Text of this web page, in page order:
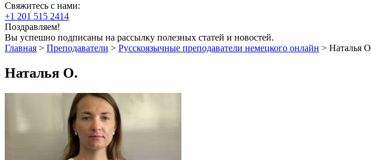
Свяжитесь с нами:
+1 201 515 2414
Поздравляем!
Вы успешно подписаны на рассылку полезных статей и новостей.
Главная > Преподаватели > Русскоязычные преподаватели немецкого онлайн > Наталья
Наталья О.